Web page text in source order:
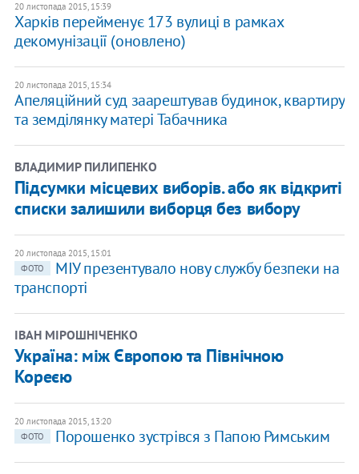
20 листопада 2015, 15:39
Харків перейменує 173 вулиці в рамках
декомунізації (оновлено)
20 листопада 2015, 15:34
Апеляційний суд заарештував будинок, квартиру
та земділянку матері Табачника
ВЛАДИМИР ПИЛИПЕНКО
Підсумки місцевих виборів. або як відкриті
списки залишили виборця без вибору
20 листопада 2015, 15:01
ФОТО
МІУ презентувало нову службу безпеки на
транспорті
ІВАН МІРОШНІЧЕНКО
Україна: між Європою та Північною
Кореєю
20 листопада 2015, 13:20
ФОТО
Порошенко зустрівся з Папою Римським